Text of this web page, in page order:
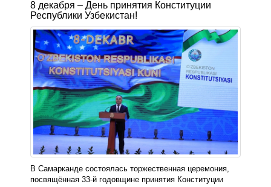
8 декабря – День принятия Конституции
Республики Узбекистан!
В Самарканде состоялась торжественная церемония,
посвящённая 33-й годовщине принятия Конституции